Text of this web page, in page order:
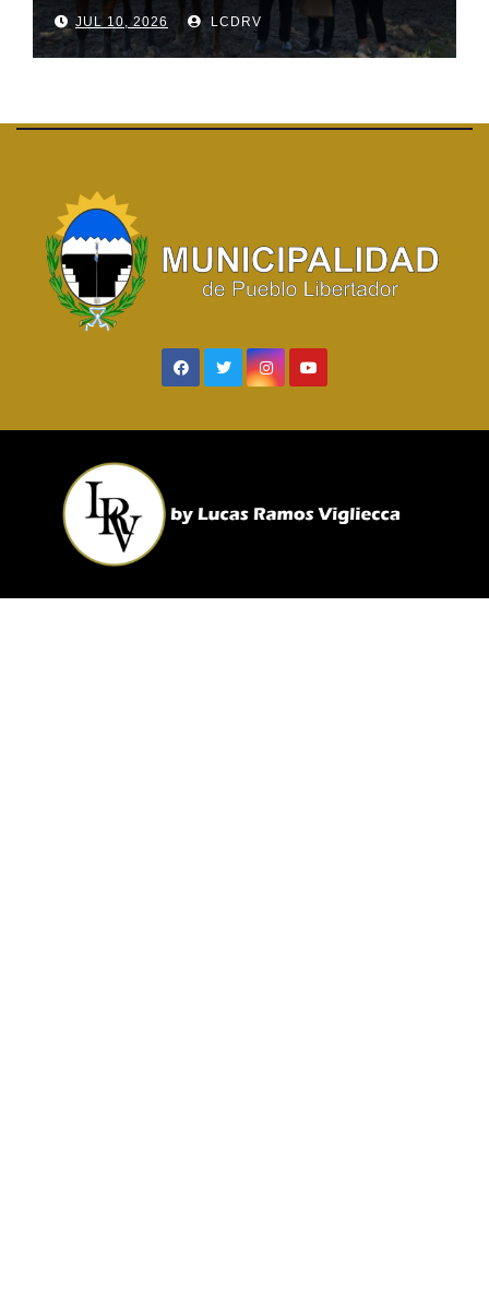
JUL 10, 2026 LCDRV